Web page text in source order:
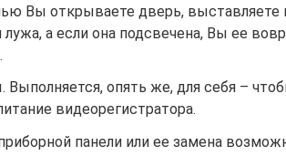
Вы открываете дверь, выставляете
а если она подсвечена, Вы ее
Выполняется, опять же, для себя –
видеорегистратора.
панели или ее замена